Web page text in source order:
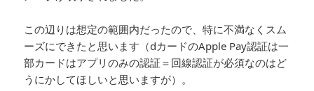
この辺りは想定の範囲内だったので、特に不満なくスム
ーズにできたと思います（dカードのApple Pay認証は一
部カードはアプリのみの認証＝回線認証が必須なのはど
うにかしてほしいと思いますが）。